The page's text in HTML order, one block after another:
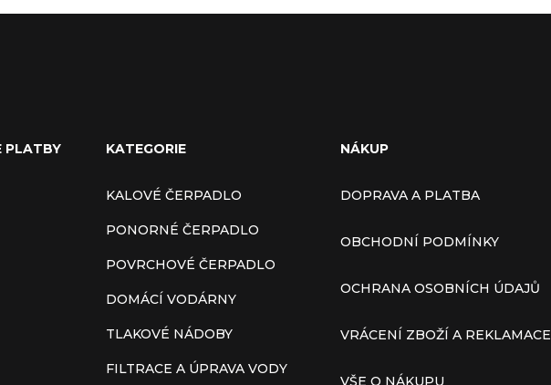
PLATBY KATEGORIE
KALOVÉ ČERPADLO
PONORNÉ ČERPADLO
POVRCHOVÉ ČERPADLO
DOMÁCÍ VODÁRNY
TLAKOVÉ NÁDOBY
FILTRACE A ÚPRAVA VODY
NÁKUP
DOPRAVA A PLATBA
OBCHODNÍ PODMÍNKY
OCHRANA OSOBNÍCH ÚDAJŮ
VRÁCENÍ ZBOŽÍ A REKLAMACE
VŠE O NÁKUPU